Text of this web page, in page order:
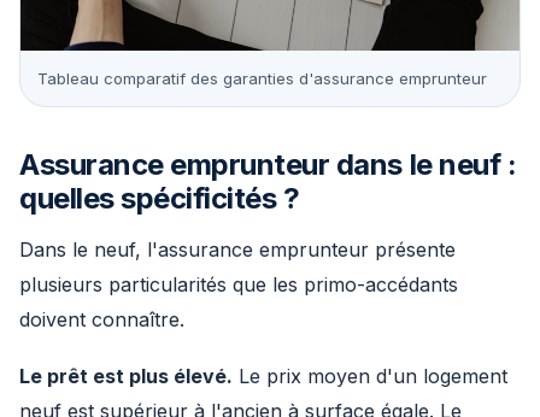
Tableau comparatif des garanties d'assurance emprunteur
Assurance emprunteur dans le neuf :
quelles spécificités ?
Dans le neuf, l'assurance emprunteur présente
plusieurs particularités que les primo-accédants
doivent connaître.
Le prêt est plus élevé. Le prix moyen d'un logement
neuf est supérieur à l'ancien à surface égale. Le